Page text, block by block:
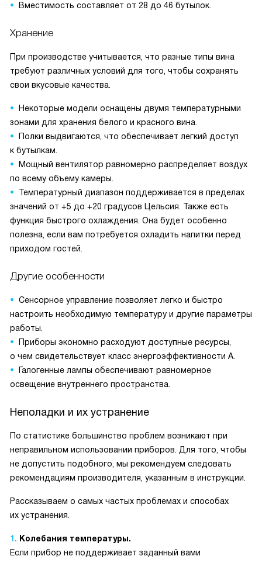
Вместимость составляет от 28 до 46 бутылок.
Хранение
При производстве учитывается, что разные типы вина
требуют различных условий для того, чтобы сохранять
свои вкусовые качества.
Некоторые модели оснащены двумя температурными
зонами для хранения белого и красного вина.
Полки выдвигаются, что обеспечивает легкий доступ
к бутылкам.
Мощный вентилятор равномерно распределяет воздух
по всему объему камеры.
Температурный диапазон поддерживается в пределах
значений от +5 до +20 градусов Цельсия. Также есть
функция быстрого охлаждения. Она будет особенно
полезна, если вам потребуется охладить напитки перед
приходом гостей.
Другие особенности
Сенсорное управление позволяет легко и быстро
настроить необходимую температуру и другие параметры
работы.
Приборы экономно расходуют доступные ресурсы,
о чем свидетельствует класс энергоэффективности А.
Галогенные лампы обеспечивают равномерное
освещение внутреннего пространства.
Неполадки и их устранение
По статистике большинство проблем возникают при
неправильном использовании приборов. Для того, чтобы
не допустить подобного, мы рекомендуем следовать
рекомендациям производителя, указанным в инструкции.
Рассказываем о самых частых проблемах и способах
их устранения.
Колебания температуры.
Если прибор не поддерживает заданный вами